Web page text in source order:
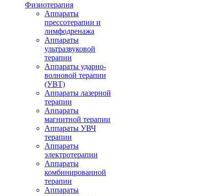
Физиотерапия
Аппараты
прессотерапии и
лимфодренажа
Аппараты
ультразвуковой
терапии
Аппараты ударно-
волновой терапии
(УВТ)
Аппараты лазерной
терапии
Аппараты
магнитной терапии
Аппараты УВЧ
терапии
Аппараты
электротерапии
Аппараты
комбинированной
терапии
Аппараты